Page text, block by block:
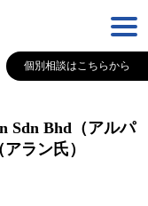
個別相談はこちらから
Sdn Bhd（アルパ
ラン氏）